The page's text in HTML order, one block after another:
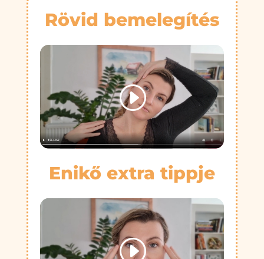
Rövid bemelegítés
Enikő extra tippje